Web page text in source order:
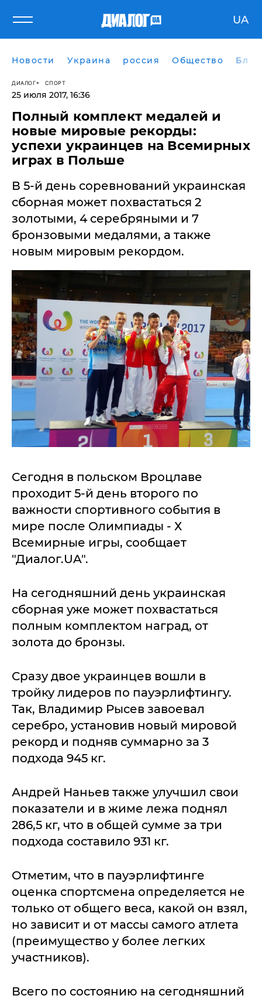
UA
Новости Украина россия Общество
ДИАЛОГ СПОРТ
25 июля 2017, 16:36
Полный комплект медалей и
новые мировые рекорды:
успехи украинцев на Всемирных
играх в Польше
В 5-й день соревнований украинская
сборная может похвастаться 2
золотыми, 4 серебряными и 7
бронзовыми медалями, а также
новым мировым рекордом.
Сегодня в польском Вроцлаве
проходит 5-й день второго по
важности спортивного события в
мире после Олимпиады - Х
Всемирные игры, сообщает
"Диалог.UA".
На сегодняшний день украинская
сборная уже может похвастаться
полным комплектом наград, от
золота до бронзы.
Сразу двое украинцев вошли в
тройку лидеров по пауэрлифтингу.
Так, Владимир Рысев завоевал
серебро, установив новый мировой
рекорд и подняв суммарно за 3
подхода 945 кг.
Андрей Наньев также улучшил свои
показатели и в жиме лежа поднял
286,5 кг, что в общей сумме за три
подхода составило 931 кг.
Отметим, что в пауэрлифтинге
оценка спортсмена определяется не
только от общего веса, какой он взял,
но зависит и от массы самого атлета
(преимущество у более легких
участников).
Всего по состоянию на сегодняшний